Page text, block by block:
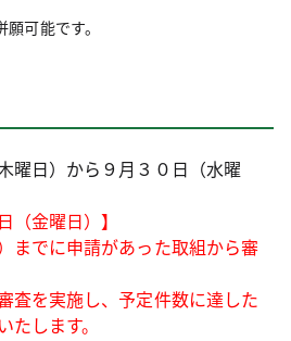
可能です。
曜日）から９月３０日（水曜
（金曜日）】
までに申請があった取組から審
査を実施し、予定件数に達した
します。